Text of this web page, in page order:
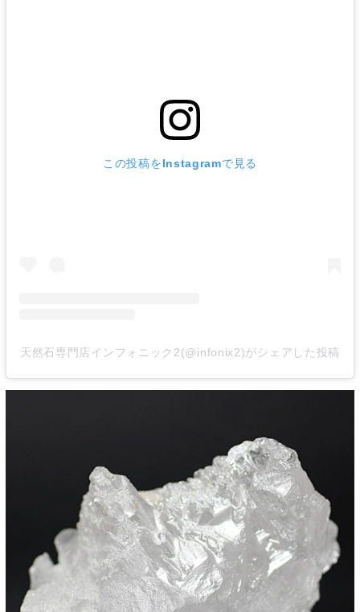
この投稿をInstagramで見る
天然石専門店インフォニック2(@infonix2)がシェアした投稿